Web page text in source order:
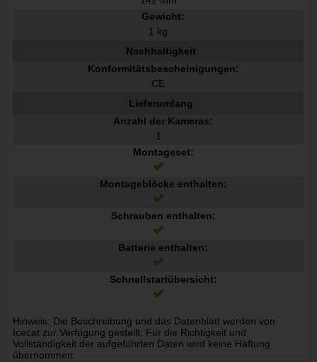
Gewicht:
1 kg
Nachhaltigkeit
Konformitätsbescheinigungen:
CE
Lieferumfang
Anzahl der Kameras:
1
Montageset:
Montageblöcke enthalten:
Schrauben enthalten:
Batterie enthalten:
Schnellstartübersicht:
Hinweis: Die Beschreibung und das Datenblatt werden von
Icecat zur Verfügung gestellt. Für die Richtigkeit und
Vollständigkeit der aufgeführten Daten wird keine Haftung
übernommen.